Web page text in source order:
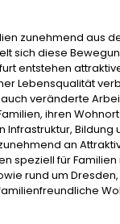
zunehmend aus
sich diese
entstehen
Lebensqualität
veränderte
ihren
Bildung
an
speziell für Familien
rund um Dresden,